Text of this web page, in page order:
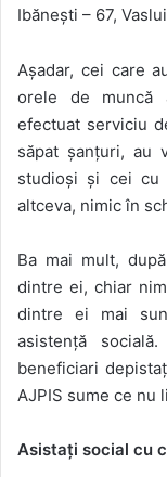
Ibănești – 67,
Așadar, cei care
orele de muncă
efectuat serviciu
săpat șanțuri, au
studioși și cei cu
altceva, nimic în
Ba mai mult,
dintre ei, chiar
dintre ei mai
asistență
beneficiari
AJPIS sume ce nu
Asistați social cu